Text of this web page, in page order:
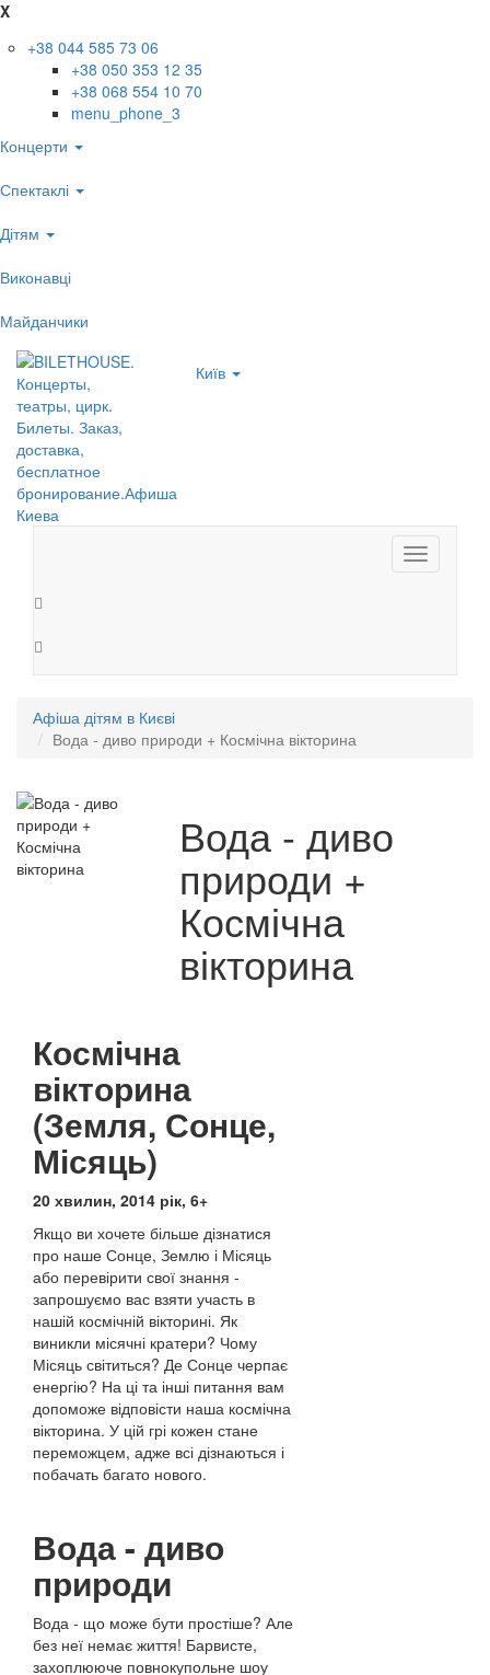
X
+38 044 585 73 06
+38 050 353 12 35
+38 068 554 10 70
menu_phone_3
Концерти
Спектаклі
Дітям
Виконавці
Майданчики
Київ
Toggle
navigation
Афіша дітям в Києві
Вода - диво природи + Космічна вікторина
Вода - диво
природи +
Космічна
вікторина
Космічна
вікторина
(Земля, Сонце,
Місяць)
20 хвилин, 2014 рік, 6+
Якщо ви хочете більше дізнатися
про наше Сонце, Землю і Місяць
або перевірити свої знання -
запрошуємо вас взяти участь в
нашій космічній вікторині. Як
виникли місячні кратери? Чому
Місяць світиться? Де Сонце черпає
енергію? На ці та інші питання вам
допоможе відповісти наша космічна
вікторина. У цій грі кожен стане
переможцем, адже всі дізнаються і
побачать багато нового.
Вода - диво
природи
Вода - що може бути простіше? Але
без неї немає життя! Барвисте,
захоплююче повнокупольне шоу